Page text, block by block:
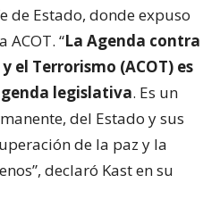
de Estado, donde expuso
ACOT. “La Agenda contra
el Terrorismo (ACOT) es
legislativa. Es un
del Estado y sus
de la paz y la
declaró Kast en su